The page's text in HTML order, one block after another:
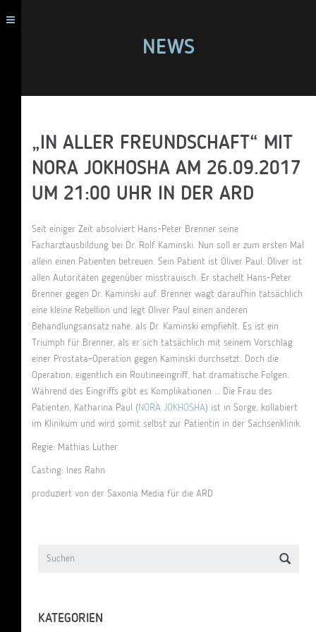
NEWS
„IN ALLER FREUNDSCHAFT“ MIT
NORA JOKHOSHA AM 26.09.2017
UM 21:00 UHR IN DER ARD
Seit einiger Zeit absolviert Hans-Peter Brenner seine
Facharztausbildung bei Dr. Rolf Kaminski. Nun soll er zum ersten Mal
allein einen Patienten betreuen. Sein Patient ist Oliver Paul. Oliver ist
allen Autoritäten gegenüber misstrauisch. Er stachelt Hans-Peter
Brenner gegen Dr. Kaminski auf. Brenner wagt daraufhin tatsächlich
eine kleine Rebellion und legt Oliver Paul einen anderen
Behandlungsansatz nahe, als Dr. Kaminski empfiehlt. Es ist ein
Triumph für Brenner, als er sich tatsächlich mit seinem Vorschlag
einer Prostata-Operation gegen Kaminski durchsetzt. Doch die
Operation, eigentlich ein Routineeingriff, hat dramatische Folgen.
Während des Eingriffs gibt es Komplikationen … Die Frau des
Patienten, Katharina Paul ( NORA JOKHOSHA) ist in Sorge, kollabiert
im Klinikum und wird somit selbst zur Patientin in der Sachsenklinik.
Regie: Mathias Luther
Casting: Ines Rahn
produziert von der Saxonia Media für die ARD
KATEGORIEN